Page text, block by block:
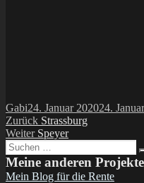
Autor
GabiVeröffentlicht
am
24. Januar 202024.
Beitragsnavigation
Zurück Vorheriger
Beitrag:
Strassburg
Weiter Nächster
Beitrag:
Speyer
Suchen
nach:
Meine anderen
Mein Blog für die Rente